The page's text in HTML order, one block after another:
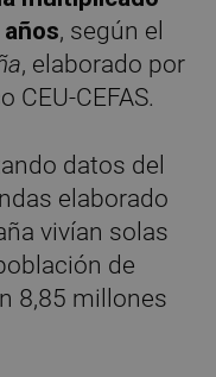
, según el
, elaborado por
CEU-CEFAS.
datos del
elaborado
vivían solas
de
8,85 millones